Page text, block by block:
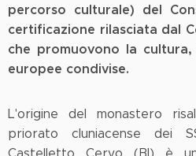
percorso culturale) del
certificazione rilasciata dal
che promuovono la
europee condivise.
L'origine del monastero
priorato cluniacense dei
Castelletto Cervo (BI) è